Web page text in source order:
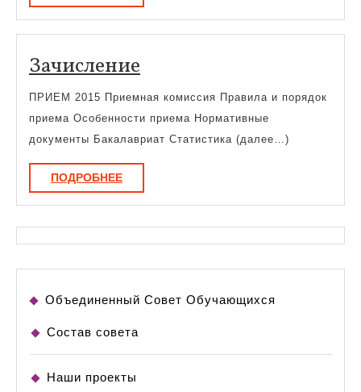
Зачисление
ПРИЕМ 2015 Приемная комиссия Правила и порядок
приема Особенности приема Нормативные
документы Бакалавриат Статистика (далее…)
ПОДРОБНЕЕПОДРОБНЕЕ
Объединенный Совет Обучающихся
Состав совета
Наши проекты